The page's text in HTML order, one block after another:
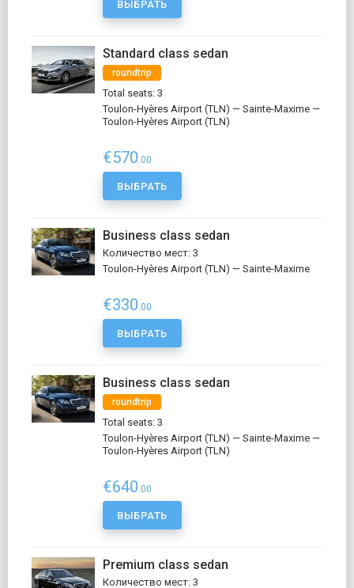
ВЫБРАТЬ
Standard class sedan
roundtrip
Total seats: 3
Toulon-Hyères Airport (TLN) — Sainte-Maxime —
Toulon-Hyères Airport (TLN)
€570.00
ВЫБРАТЬ
Business class sedan
Количество мест: 3
Toulon-Hyères Airport (TLN) — Sainte-Maxime
€330.00
ВЫБРАТЬ
Business class sedan
roundtrip
Total seats: 3
Toulon-Hyères Airport (TLN) — Sainte-Maxime —
Toulon-Hyères Airport (TLN)
€640.00
ВЫБРАТЬ
Premium class sedan
Количество мест: 3